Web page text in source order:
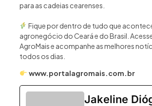
para as cadeias cearenses.
Fique por dentro de tudo que
agronegócio do Ceará e do Brasil.
AgroMais e acompanhe as melhores
todos os dias.
www.portalagromais.com.br
Jakeline